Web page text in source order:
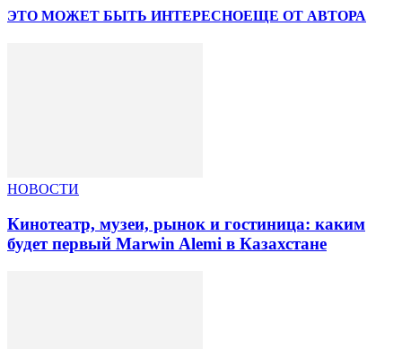
ЭТО МОЖЕТ БЫТЬ ИНТЕРЕСНОЕЩЕ ОТ АВТОРА
НОВОСТИ
Кинотеатр, музеи, рынок и гостиница: каким
будет первый Marwin Alemi в Казахстане